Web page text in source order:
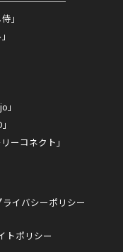
」
ーコネクト」
ライバシーポリシー
トポリシー